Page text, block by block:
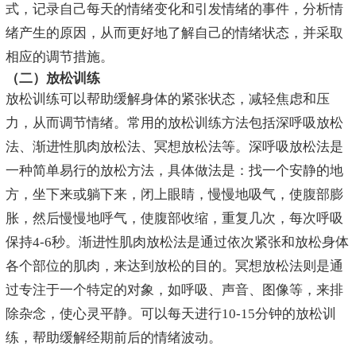
式，记录自己每天的情绪变化和引发情绪的事件，分析情
绪产生的原因，从而更好地了解自己的情绪状态，并采取
相应的调节措施。
（二）放松训练
放松训练可以帮助缓解身体的紧张状态，减轻焦虑和压
力，从而调节情绪。常用的放松训练方法包括深呼吸放松
法、渐进性肌肉放松法、冥想放松法等。深呼吸放松法是
一种简单易行的放松方法，具体做法是：找一个安静的地
方，坐下来或躺下来，闭上眼睛，慢慢地吸气，使腹部膨
胀，然后慢慢地呼气，使腹部收缩，重复几次，每次呼吸
保持4-6秒。渐进性肌肉放松法是通过依次紧张和放松身体
各个部位的肌肉，来达到放松的目的。冥想放松法则是通
过专注于一个特定的对象，如呼吸、声音、图像等，来排
除杂念，使心灵平静。可以每天进行10-15分钟的放松训
练，帮助缓解经期前后的情绪波动。